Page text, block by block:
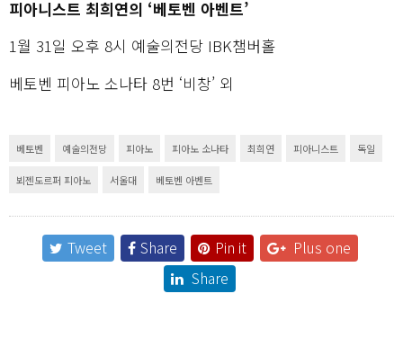
피아니스트 최희연의 ‘베토벤 아벤트’
1월 31일 오후 8시 예술의전당 IBK챔버홀
베토벤 피아노 소나타 8번 ‘비창’ 외
베토벤 예술의전당 피아노 피아노 소나타 최희연 피아니스트 독일
뵈젠도르퍼 피아노 서울대 베토벤 아벤트
Tweet Share Pin it
Plus one
Share